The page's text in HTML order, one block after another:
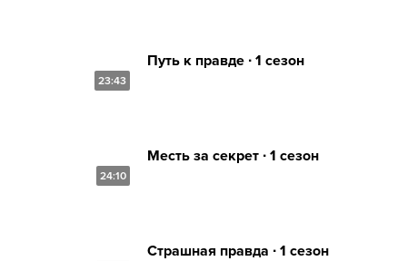
23:43
Путь к правде ∙ 1 сезон
24:10
Месть за секрет ∙ 1 сезон
Страшная правда ∙ 1 сезон